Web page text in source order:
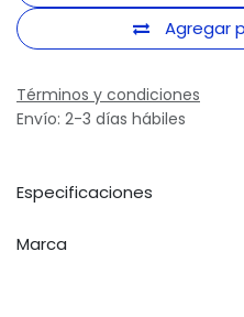
Agregar
Términos y condiciones
Envío: 2-3 días hábiles
Especificaciones
Marca